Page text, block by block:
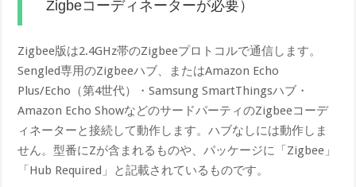
Zigbeコーディネーターが必要）
Zigbee版は2.4GHz帯のZigbeeプロトコルで通信します。
Sengled専用のZigbeeハブ、またはAmazon Echo
Plus/Echo（第4世代）・Samsung SmartThingsハブ・
Amazon Echo ShowなどのサードパーティのZigbeeコーデ
ィネーターと接続して動作します。ハブなしには動作しま
せん。型番にZが含まれるものや、パッケージに「Zigbee」
「Hub Required」と記載されているものです。